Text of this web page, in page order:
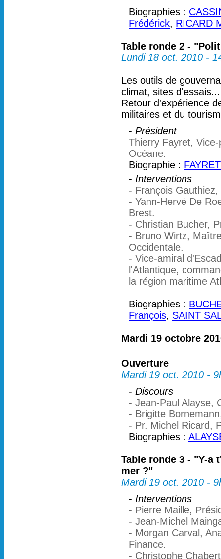
Biographies :
Frédérick, RICARD
Table ronde 2 -
Lundi 18 oct. 2010 -
Les outils de
climat, sites d'essais...
Retour d'expérience
militaires et du
- Président
Thierry Fayret,
Océane.
Biographie :
- Interventions
- François
- Yann-Hervé De
Brest.
- Christian Bucher,
- Bruno Wirtz,
Occidentale.
- Vice-amiral
l'Atlantique,
la région maritime
Biographies :
François, SAINT
Mardi 19 octobre
Ouverture
Mardi 19 oct. 2010 -
- Discours
- Jean-Paul Alayse,
- Brigitte
- Pr. Michel Ricard,
Biographies :
Table ronde 3 - "Y-a
mer ?"
Mardi 19 oct. 2010 -
- Interventions
- Pierre Maille,
- Jean-Michel
- Morgan Carval,
Finance.
- Christophe